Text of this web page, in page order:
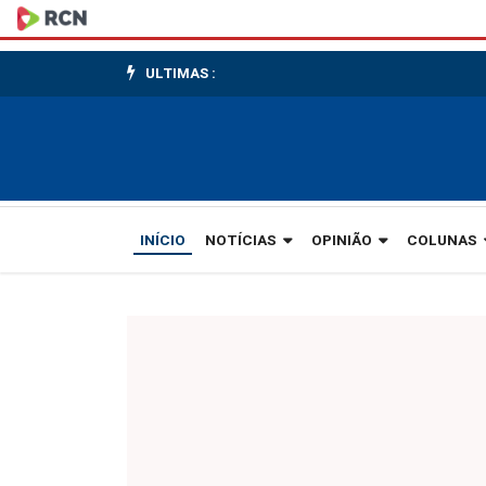
Pôr-
do-
Sol
ULTIMAS :
INÍCIO NOTÍCIAS OPINIÃO COLUNAS